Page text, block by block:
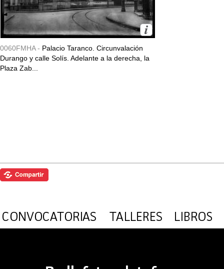
0060FMHA - Palacio Taranco. Circunvalación
Durango y calle Solís. Adelante a la derecha, la
Plaza Zab...